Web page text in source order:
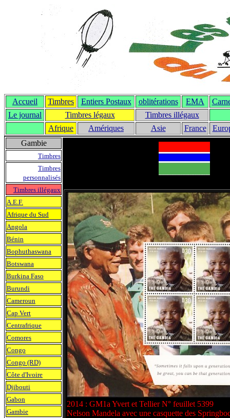
Accueil Timbres Entiers Postaux oblitérations EMA
Le journal
Timbres légaux
Timbres illégaux
Afrique
Amériques Asie France
Gambie
2014 : GM1a Yvert et Tellier N° feuillet 5399
Nelson Mandela avec une casquette des
Timbres
Timbres
personnalisés
Timbres illégaux
A.E.F.
Afrique du Sud
Angola
Bénin
Bophuthaswana
Botswana
Burkina Faso
Burundi
Cameroun
Cap Vert
Centrafrique
Comores
Congo
Congo (RD)
Côte d'Ivoire
Djibouti
Gabon
Gambie